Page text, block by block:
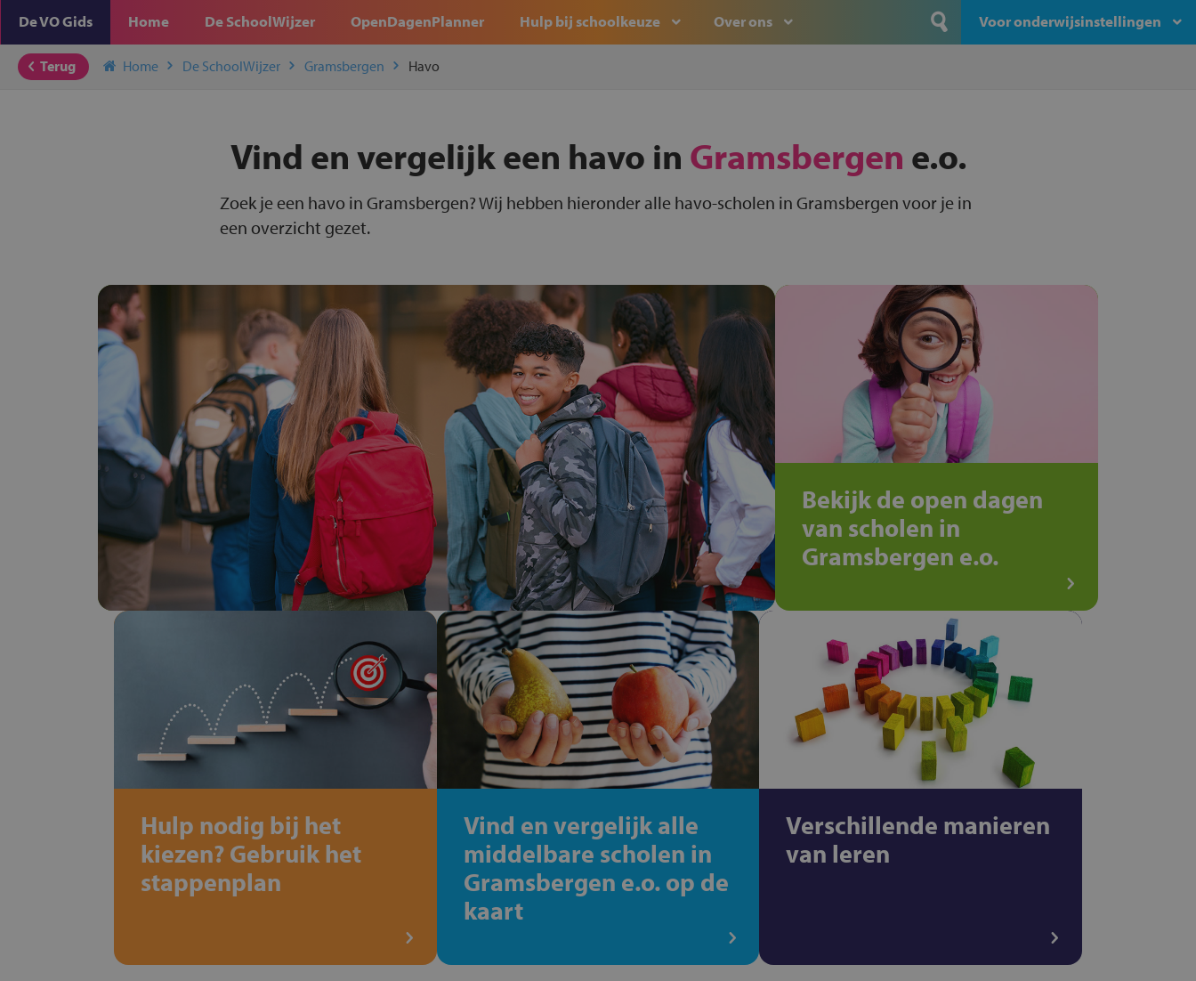
De VO Gids Home De SchoolWijzer OpenDagenPlanner Hulp bij schoolkeuze Over ons Voor onderwijsinstellingen
Terug Home De SchoolWijzer Gramsbergen Havo
Vind en vergelijk een havo in Gramsbergen e.o.
Zoek je een havo in Gramsbergen? Wij hebben hieronder alle havo-scholen in Gramsbergen voor je in
een overzicht gezet.
Bekijk de open dagen
van scholen in
Gramsbergen e.o.
Hulp nodig bij het
kiezen? Gebruik het
stappenplan
Vind en vergelijk alle
middelbare scholen in
Gramsbergen e.o. op de
kaart
Verschillende manieren
van leren